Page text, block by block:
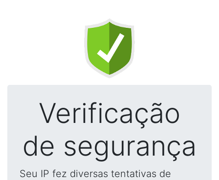
Verificação
de segurança
Seu IP fez diversas tentativas de